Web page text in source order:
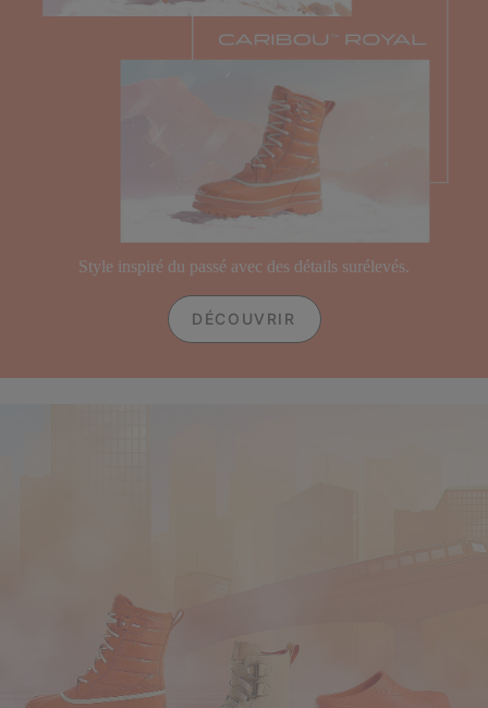
Style inspiré du passé avec des détails surélevés.
DÉCOUVRIR